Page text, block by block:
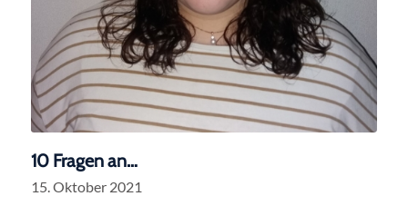
10 Fragen an…
15. Oktober 2021